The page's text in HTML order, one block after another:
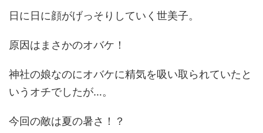
日に日に顔がげっそりしていく世美子。
原因はまさかのオバケ！
神社の娘なのにオバケに精気を吸い取られていたと
いうオチでしたが…。
今回の敵は夏の暑さ！？